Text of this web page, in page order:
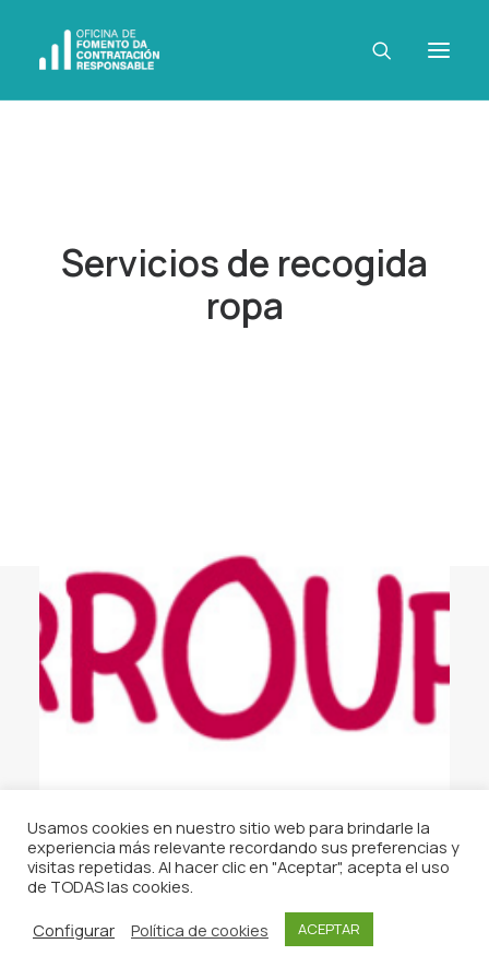
Servicios de recogida
ropa
ARROUPA SANTIAGO EIL, SLU
Usamos cookies en nuestro sitio web para brindarle la
experiencia más relevante recordando sus preferencias y
visitas repetidas. Al hacer clic en "Aceptar", acepta el uso
de TODAS las cookies.
Configurar
Política de cookies ACEPTAR